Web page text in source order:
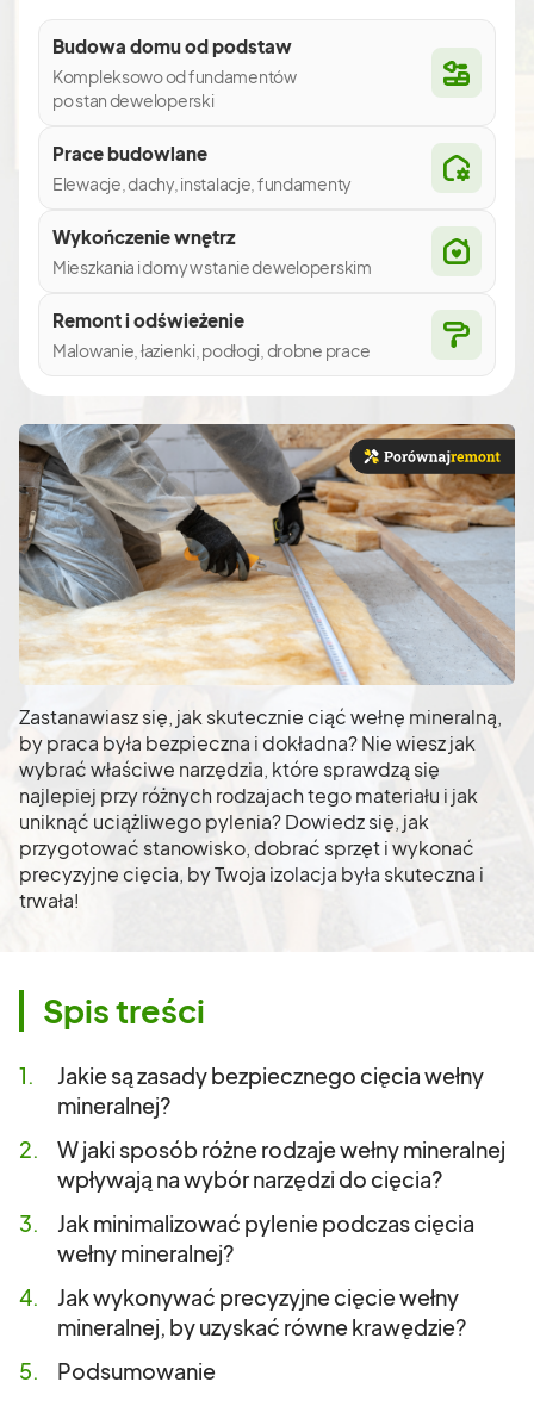
Budowa domu od podstaw
Kompleksowo od fundamentów
po stan deweloperski
Prace budowlane
Elewacje, dachy, instalacje, fundamenty
Wykończenie wnętrz
Mieszkania i domy w stanie deweloperskim
Remont i odświeżenie
Malowanie, łazienki, podłogi, drobne prace
Zastanawiasz się, jak skutecznie ciąć wełnę mineralną,
by praca była bezpieczna i dokładna? Nie wiesz jak
wybrać właściwe narzędzia, które sprawdzą się
najlepiej przy różnych rodzajach tego materiału i jak
uniknąć uciążliwego pylenia? Dowiedz się, jak
przygotować stanowisko, dobrać sprzęt i wykonać
precyzyjne cięcia, by Twoja izolacja była skuteczna i
trwała!
Spis treści
Jakie są zasady bezpiecznego cięcia wełny
mineralnej?
W jaki sposób różne rodzaje wełny mineralnej
wpływają na wybór narzędzi do cięcia?
Jak minimalizować pylenie podczas cięcia
wełny mineralnej?
Jak wykonywać precyzyjne cięcie wełny
mineralnej, by uzyskać równe krawędzie?
Podsumowanie